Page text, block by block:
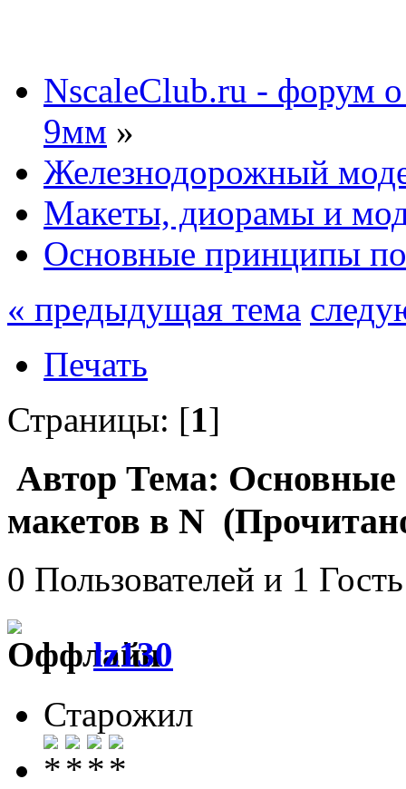
NscaleClub.ru - форум
9мм »
Железнодорожный
Макеты, диорамы и
Основные принципы
« предыдущая тема
Печать
Страницы: [1]
Автор Тема: Основные
макетов в N
0 Пользователей и 1
lz130
Старожил